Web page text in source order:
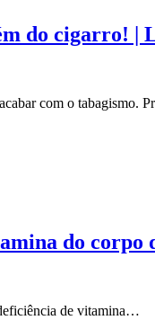
do cigarro! |
com o tabagismo.
do corpo
de vitamina…